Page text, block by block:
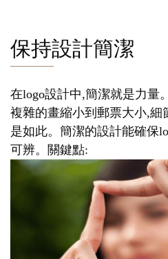
保持設計簡潔
在logo設計中,簡潔就是力量
複雜的畫縮小到郵票大小,細
是如此。簡潔的設計能確保
可辨。關鍵點: